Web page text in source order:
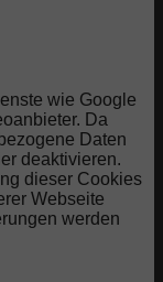
wie Google
Da
Daten
deaktivieren.
dieser Cookies
Webseite
werden